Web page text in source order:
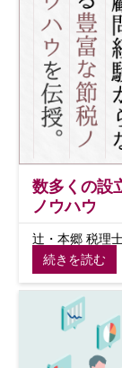
数多くの設
ノウハウ
辻・本郷 税理
続きを読む